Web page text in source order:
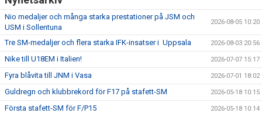
Nio medaljer och många starka prestationer på JSM och
USM i Sollentuna
2026-08-05 10:20
Tre SM-medaljer och flera starka IFK-insatser i Uppsala 2026-08-03 20:56
Nike till U18EM i Italien! 2026-07-07 15:17
Fyra blåvita till JNM i Vasa 2026-07-01 18:02
Guldregn och klubbrekord för F17 på stafett-SM 2026-05-18 10:15
Första stafett-SM för F/P15 2026-05-18 10:14